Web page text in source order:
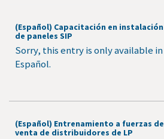
(Español) Capacitación en instalación
de paneles SIP
Sorry, this entry is only available in
Español.
(Español) Entrenamiento a fuerzas de
venta de distribuidores de LP